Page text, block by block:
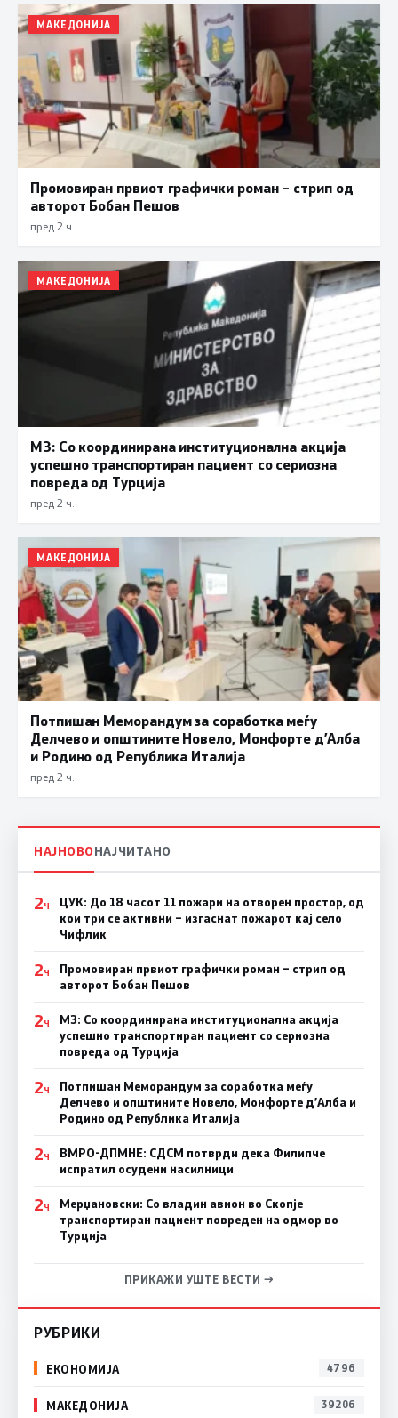
МАКЕДОНИЈА
Промовиран првиот графички роман – стрип од
авторот Бобан Пешов
пред 2 ч.
МАКЕДОНИЈА
МЗ: Со координирана институционална акција
успешно транспортиран пациент со сериозна
повреда од Турција
пред 2 ч.
МАКЕДОНИЈА
Потпишан Меморандум за соработка меѓу
Делчево и општините Новело, Монфорте д’Алба
и Родино од Република Италија
пред 2 ч.
НАЈНОВОНАЈЧИТАНО
2Ч
ЦУК: До 18 часот 11 пожари на отворен простор, од
кои три се активни – изгаснат пожарот кај село
Чифлик
2Ч
Промовиран првиот графички роман – стрип од
авторот Бобан Пешов
2Ч
МЗ: Со координирана институционална акција
успешно транспортиран пациент со сериозна
повреда од Турција
2Ч
Потпишан Меморандум за соработка меѓу
Делчево и општините Новело, Монфорте д’Алба и
Родино од Република Италија
2Ч
ВМРО-ДПМНЕ: СДСM потврди дека Филипче
испратил осудени насилници
2Ч
Мерџановски: Со владин авион во Скопје
транспортиран пациент повреден на одмор во
Турција
ПРИКАЖИ УШТЕ ВЕСТИ →
РУБРИКИ
ЕКОНОМИЈА 4796
МАКЕДОНИЈА 39206